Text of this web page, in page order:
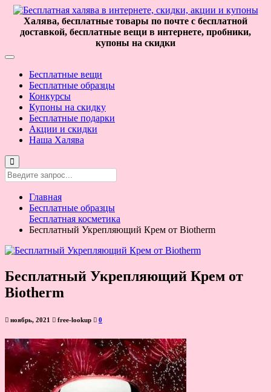
Халява, бесплатные товары по почте с бесплатной
доставкой, бесплатные вещи в интернете, пробники,
купоны на скидки
Бесплатные вещи
Бесплатные образцы
Конкурсы
Купоны на скидку
Бесплатные подарки
Акции и скидки
Наша Халява
Главная
Бесплатные образцы
Бесплатная косметика
Бесплатный Укрепляющий Крем от Biotherm
Бесплатный Укрепляющий Крем от
Biotherm
ноябрь, 2021 free-lookup 0